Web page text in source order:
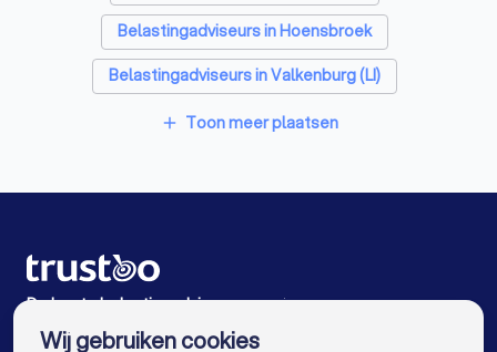
Belastingadviseurs in Hoensbroek
Belastingadviseurs in Valkenburg (LI)
Belastingadviseurs in Sittard
Belastingadviseurs in Stein
Belastingadviseurs in Amsterdam
add Toon meer plaatsen
De beste belastingadviseurs voor jou
Wij gebruiken cookies